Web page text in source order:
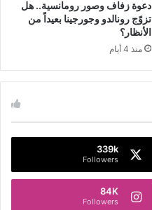
دعوة زفاف وصور رومانسية.. هل
تزوّج رونالدو وجورجينا بعيداً من
الأنظار؟
منذ 4 أيام
339k
Followers
84K
Followers